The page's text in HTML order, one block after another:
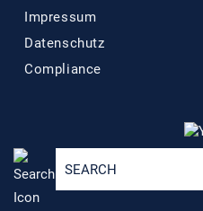
Impressum
Datenschutz
Compliance